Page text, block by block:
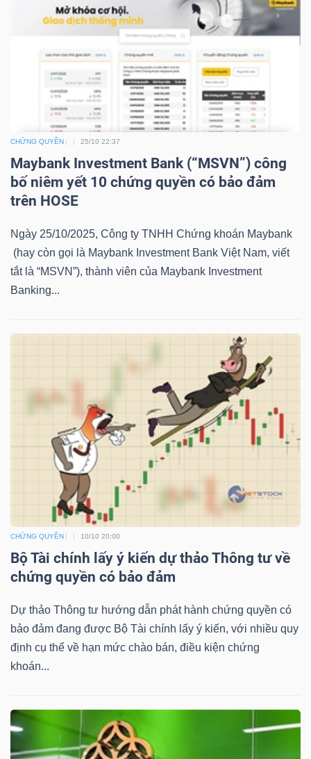
CHỨNG QUYỀN 25/10 22:37
Maybank Investment Bank (“MSVN”) công
bố niêm yết 10 chứng quyền có bảo đảm
trên HOSE
Ngày 25/10/2025, Công ty TNHH Chứng khoán Maybank
(hay còn gọi là Maybank Investment Bank Việt Nam, viết
tắt là “MSVN”), thành viên của Maybank Investment
Banking...
CHỨNG QUYỀN 10/10 20:00
Bộ Tài chính lấy ý kiến dự thảo Thông tư về
chứng quyền có bảo đảm
Dự thảo Thông tư hướng dẫn phát hành chứng quyền có
bảo đảm đang được Bộ Tài chính lấy ý kiến, với nhiều quy
định cụ thể về hạn mức chào bán, điều kiện chứng
khoán...
TRUY
XUẤT
LIỆU
Ngành
(-)
VS-
SECTOR
NGUYÊN
CÔNG
THIẾT